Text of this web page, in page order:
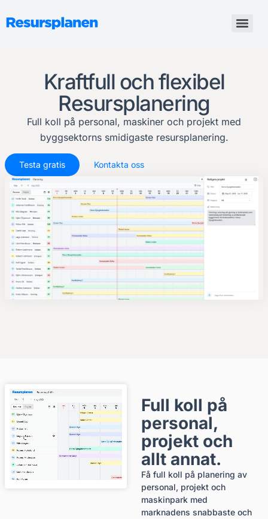
Kraftfull och flexibel
Resursplanering
Full koll på personal, maskiner och projekt med
byggsektorns smidigaste resursplanering.
Testa gratis Kontakta oss
Full koll på
personal,
projekt och
allt annat.
Få full koll på planering av
personal, projekt och
maskinpark med
marknadens snabbaste och